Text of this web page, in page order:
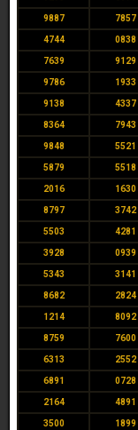
9887 7857
4744 0838
7639 9129
9786 1933
9138 4337
8364 7943
9848 5521
5879 5518
2016 1630
8797 3742
5503 4281
3928 0939
5343 3141
8682 2824
1214 8092
8759 7600
6313 2552
6891 0728
2164 4891
3500 1899